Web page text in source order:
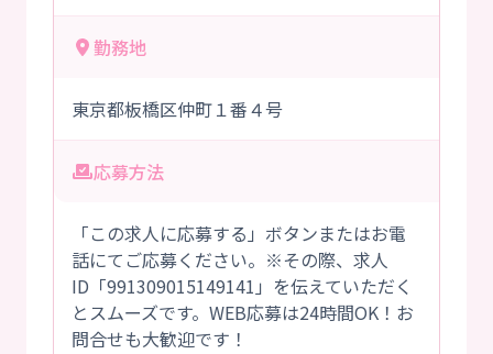
勤務地
東京都板橋区仲町１番４号
応募方法
「この求人に応募する」ボタンまたはお電
話にてご応募ください。※その際、求人
ID「991309015149141」を伝えていただく
とスムーズです。WEB応募は24時間OK！お
問合せも大歓迎です！